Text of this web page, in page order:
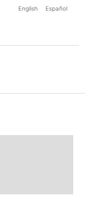
English Español